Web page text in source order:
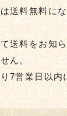
送料無料に
送料をお知
ん。
7営業日以内